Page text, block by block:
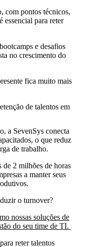
com pontos técnicos,
essencial para reter
e desafios
no crescimento do
fica muito mais
de talentos em
a SevenSys conecta
o que reduz
de trabalho.
de 2 milhões de horas
a manter seus
o turnover?
nossas soluções de
do seu time de TI.
reter talentos